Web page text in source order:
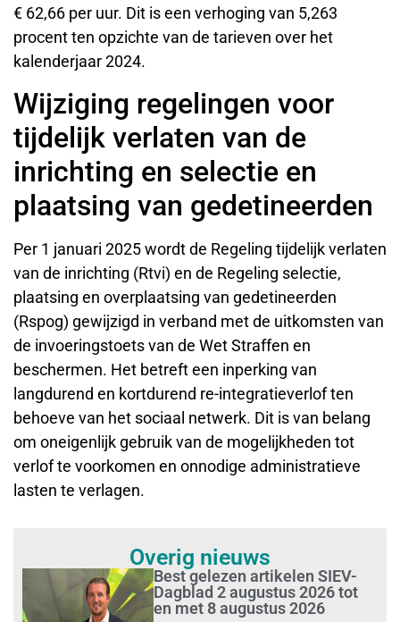
€ 62,66 per uur. Dit is een verhoging van 5,263
procent ten opzichte van de tarieven over het
kalenderjaar 2024.
Wijziging regelingen voor
tijdelijk verlaten van de
inrichting en selectie en
plaatsing van gedetineerden
Per 1 januari 2025 wordt de Regeling tijdelijk verlaten
van de inrichting (Rtvi) en de Regeling selectie,
plaatsing en overplaatsing van gedetineerden
(Rspog) gewijzigd in verband met de uitkomsten van
de invoeringstoets van de Wet Straffen en
beschermen. Het betreft een inperking van
langdurend en kortdurend re-integratieverlof ten
behoeve van het sociaal netwerk. Dit is van belang
om oneigenlijk gebruik van de mogelijkheden tot
verlof te voorkomen en onnodige administratieve
lasten te verlagen.
Overig nieuws
Best gelezen artikelen SIEV-
Dagblad 2 augustus 2026 tot
en met 8 augustus 2026